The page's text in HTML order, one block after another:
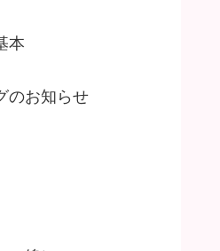
本
のお知らせ